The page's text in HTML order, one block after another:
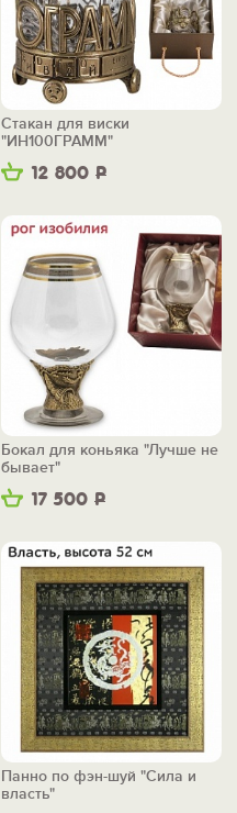
12 800 Р
Стакан для виски
"ИН100ГРАММ"
17 500 Р
Бокал для коньяка "Лучше не
бывает"
Панно по фэн-шуй "Сила и
власть"